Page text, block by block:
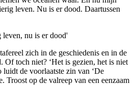
leven. Nu is er dood. Daartussen
nu is er dood'
zich in de geschiedenis en in de
Of toch niet? ‘Het is gezien, het is niet
luidt de voorlaatste zin van ‘De
Troost op de valreep van een eenzaam